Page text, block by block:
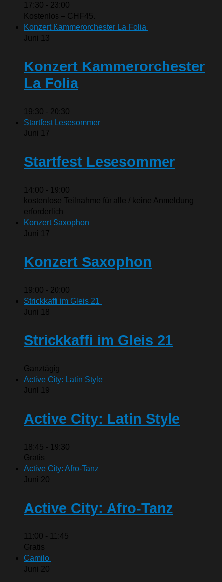
17:30 - 23:00
Kostenlos – CHF45.
Konzert Kammerorchester La Folia
Juni 13
Konzert Kammerorchester
La Folia
19:30 - 20:30
Startfest Lesesommer
Juni 17
Startfest Lesesommer
14:00 - 19:00
kostenlose Teilnahme für alle / keine Anmeldung
erforderlich
Konzert Saxophon
Juni 17
Konzert Saxophon
19:00 - 20:00
Strickkaffi im Gleis 21
Juni 18
Strickkaffi im Gleis 21
Ganztägig
Active City: Latin Style
Juni 19
Active City: Latin Style
18:45 - 19:30
Gratis
Active City: Afro-Tanz
Juni 20
Active City: Afro-Tanz
11:00 - 11:45
Gratis
Camilo
Juni 20